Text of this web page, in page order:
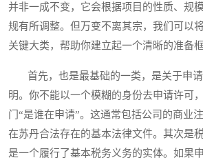
并非一成不变，它会根据项目的性质、规
规有所调整。但万变不离其宗，我们可以
关键大类，帮助你建立起一个清晰的准备框
首先，也是最基础的一类，是关于申请
明。你不能以一个模糊的身份去申请许可
门“是谁在申请”。这通常包括公司的商业
在苏丹合法存在的基本法律文件。其次是
是一个履行了基本税务义务的实体。如果